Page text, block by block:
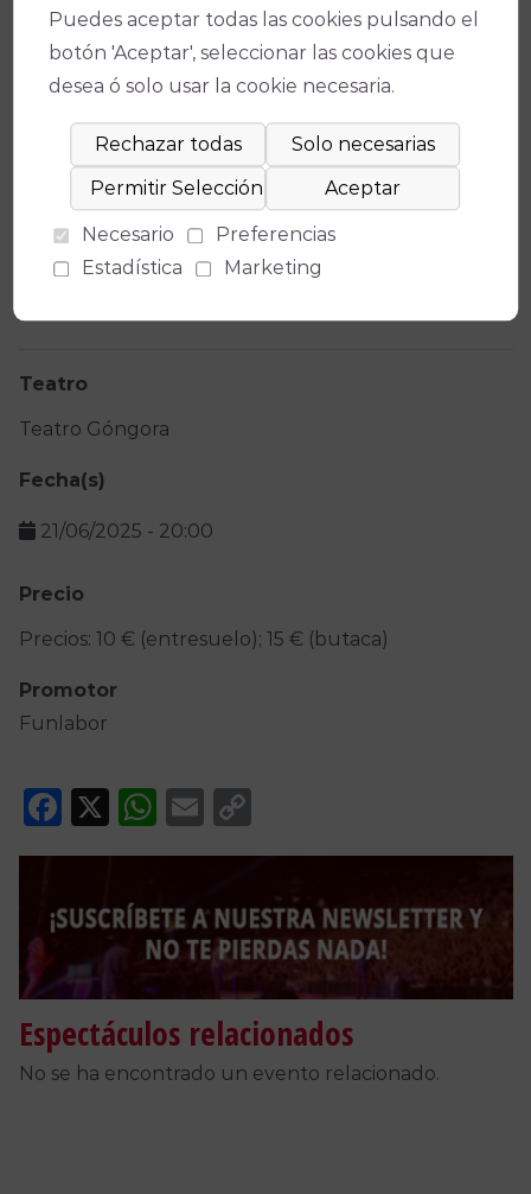
Ficha técnica
Teatro
Teatro Góngora
Fecha(s)
21/06/2025 - 20:00
Precio
Precios: 10 € (entresuelo); 15 € (butaca)
Promotor
Funlabor
Facebook
X WhatsApp
Email
Copy
Link
Espectáculos relacionados
No se ha encontrado un evento relacionado.
Puedes aceptar todas las cookies pulsando el
botón 'Aceptar', seleccionar las cookies que
desea ó solo usar la cookie necesaria.
Necesario
Preferencias
Estadística
Marketing